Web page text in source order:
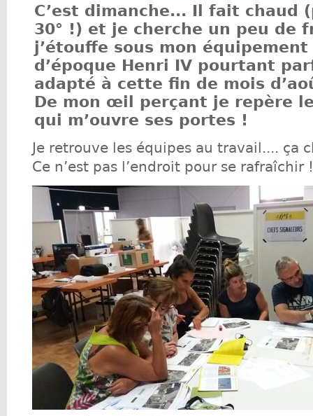
C’est dimanche... Il fait chaud
30° !) et je cherche un peu de
j’étouffe sous mon
d’époque Henri IV pourtant
adapté à cette fin de mois
De mon œil perçant je repère
qui m’ouvre ses portes !
Je retrouve les équipes au travail.... ça
Ce n’est pas l’endroit pour se rafraîchir !